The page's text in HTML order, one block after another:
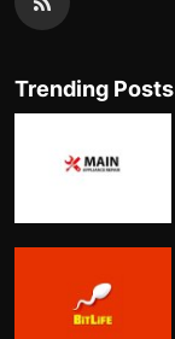
Trending Posts